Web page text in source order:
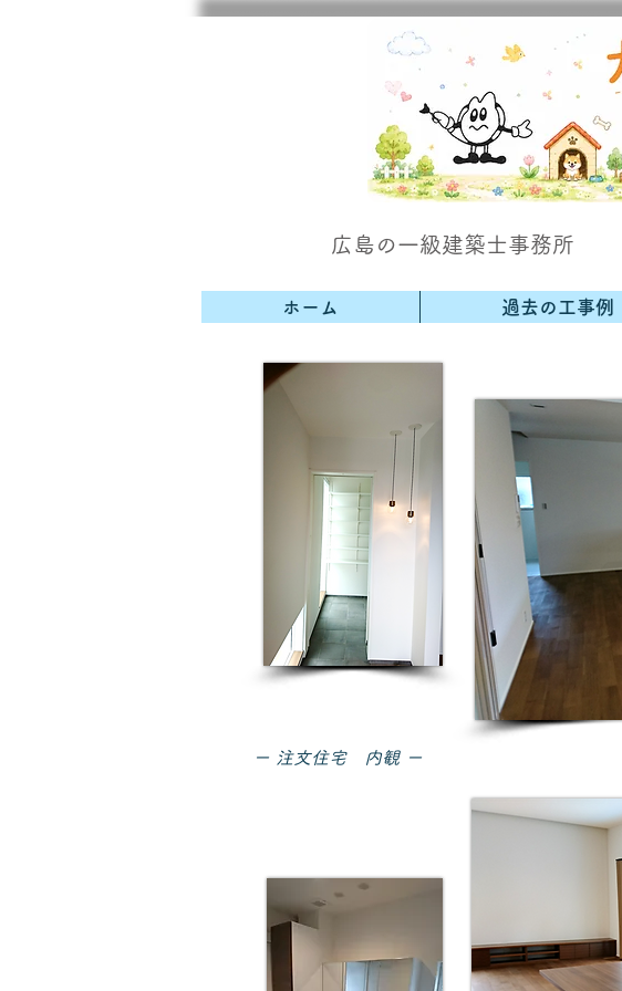
広島の一級建築士事務所
ホーム 過去の工事例
ー 注文住宅 内観 ー